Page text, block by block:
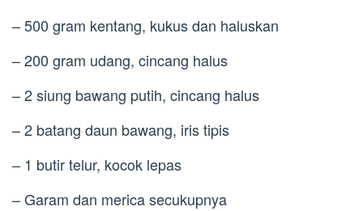
– 500 gram kentang, kukus dan haluskan
– 200 gram udang, cincang halus
– 2 siung bawang putih, cincang halus
– 2 batang daun bawang, iris tipis
– 1 butir telur, kocok lepas
– Garam dan merica secukupnya